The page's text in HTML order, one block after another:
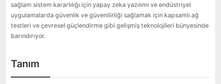
sağlam sistem kararlılığı için yapay zeka yazılımı ve endüstriyel
uygulamalarda güvenlik ve güvenilirliği sağlamak için kapsamlı ağ
testleri ve çevresel güçlendirme gibi gelişmiş teknolojileri bünyesinde
barındırıyor.
Tanım